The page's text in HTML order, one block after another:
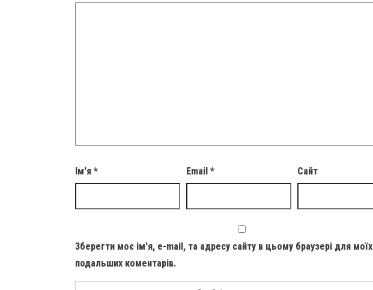
Ім'я* Email* Сайт
Зберегти моє ім'я, e-mail, та адресу сайту в цьому браузері для моїх
подальших коментарів.